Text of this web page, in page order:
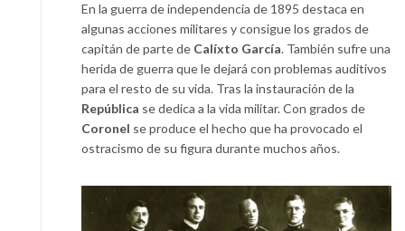
En la guerra de independencia de 1895 destaca en
algunas acciones militares y consigue los grados de
capitán de parte de Calíxto García. También sufre una
herida de guerra que le dejará con problemas auditivos
para el resto de su vida. Tras la instauración de la
República se dedica a la vida militar. Con grados de
Coronel se produce el hecho que ha provocado el
ostracismo de su figura durante muchos años.